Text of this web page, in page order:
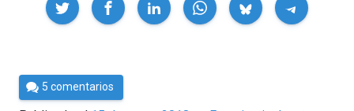
Por
César
5 comentarios